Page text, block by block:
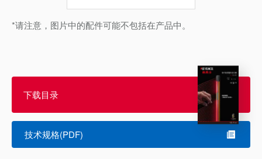
*请注意，图片中的配件可能不包括在产品中。
下载目录
技术规格(PDF)